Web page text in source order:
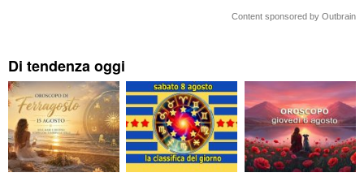
Content sponsored by Outbrain
Di tendenza oggi